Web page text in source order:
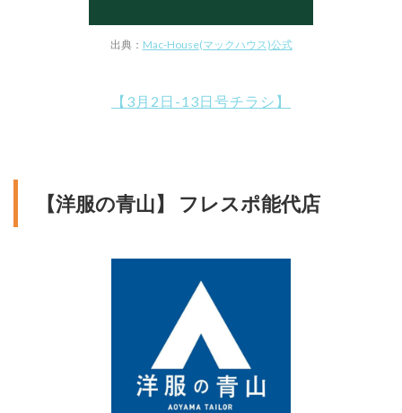
出典： Mac-House(マックハウス)公式
【3月2日-13日号チラシ】
【洋服の青山】 フレスポ能代店